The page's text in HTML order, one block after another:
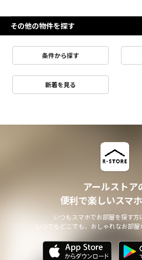
その他の物件を探す
条件から探す
新着を見る
アールストア
便利で楽しいスマ
いつもスマホでお部屋を探す方
いつでもどこでも、おしゃれなお部屋